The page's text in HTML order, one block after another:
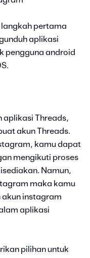
pertama
aplikasi
pengguna android
aplikasi Threads,
akun Threads.
kamu dapat
mengikuti proses
Namun,
maka kamu
akun instagram
aplikasi
pilihan untuk